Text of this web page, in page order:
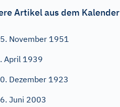
Artikel aus dem Kalender
November 1951
April 1939
Dezember 1923
Juni 2003